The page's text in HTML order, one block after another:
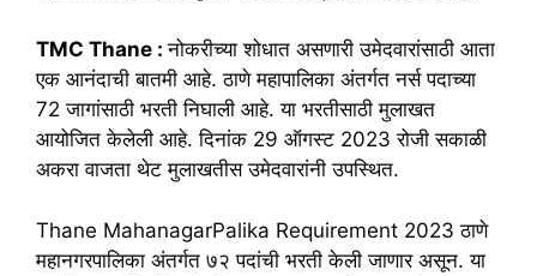
TMC Thane :नोकरीच्या शोधात असणारी उमेदवारांसाठी आता
एक आनंदाची बातमी आहे. ठाणे महापालिका अंतर्गत नर्स पदाच्या
72 जागांसाठी भरती निघाली आहे. या भरतीसाठी मुलाखत
आयोजित केलेली आहे. दिनांक 29 ऑगस्ट 2023 रोजी सकाळी
अकरा वाजता थेट मुलाखतीस उमेदवारांनी उपस्थित.
Thane MahanagarPalika Requirement 2023 ठाणे
महानगरपालिका अंतर्गत ७२ पदांची भरती केली जाणार असून. या